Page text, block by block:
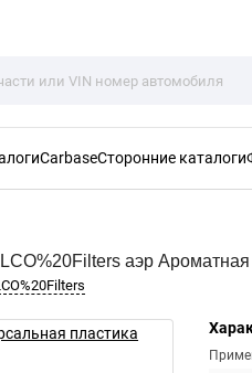
CarbaseСторонние каталоги
аэр